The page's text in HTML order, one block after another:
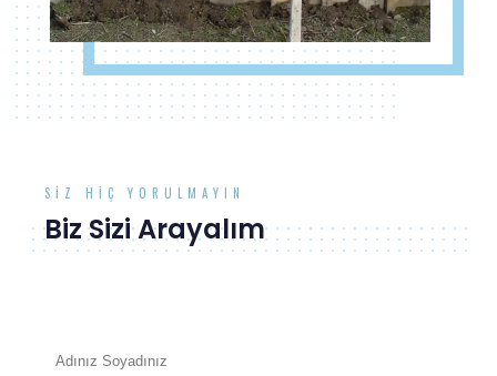
SIZ HIÇ YORULMAYIN
Biz Sizi Arayalım